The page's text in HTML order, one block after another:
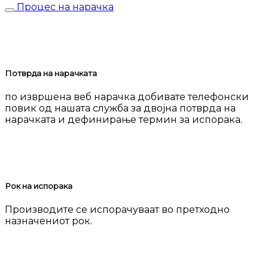
Процес на нарачка
Потврда на нарачката
по извршена веб нарачка добивате телефонски
повик од нашата служба за двојна потврда на
нарачката и дефинирање термин за испорака.
Рок на испорака
Производите се испорачуваат во претходно
назначениот рок.